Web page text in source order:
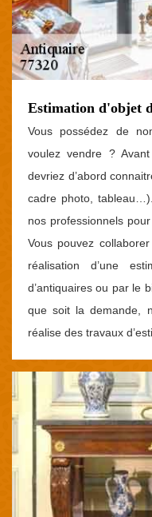
Estimation d'objet
Vous possédez de
voulez vendre ?
devriez d’abord
cadre photo,
nos professionnels pour
Vous pouvez
réalisation d’une
d’antiquaires ou par le
que soit la demande,
réalise des travaux